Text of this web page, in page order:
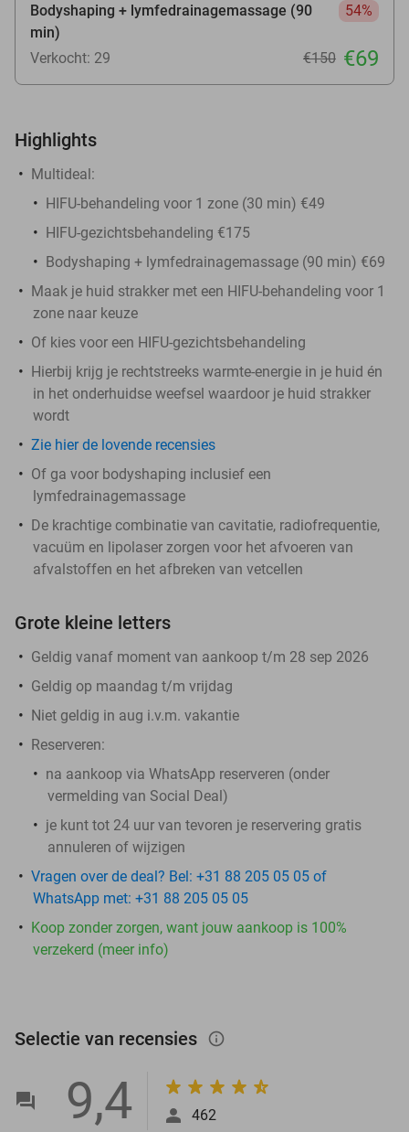
Bodyshaping + lymfedrainagemassage (90
min)
54%
Verkocht: 29 €150 €69
Highlights
Multideal:
HIFU-behandeling voor 1 zone (30 min) €49
HIFU-gezichtsbehandeling €175
Bodyshaping + lymfedrainagemassage (90 min) €69
Maak je huid strakker met een HIFU-behandeling voor 1
zone naar keuze
Of kies voor een HIFU-gezichtsbehandeling
Hierbij krijg je rechtstreeks warmte-energie in je huid én
in het onderhuidse weefsel waardoor je huid strakker
wordt
Zie hier de lovende recensies
Of ga voor bodyshaping inclusief een
lymfedrainagemassage
De krachtige combinatie van cavitatie, radiofrequentie,
vacuüm en lipolaser zorgen voor het afvoeren van
afvalstoffen en het afbreken van vetcellen
Grote kleine letters
Geldig vanaf moment van aankoop t/m 28 sep 2026
Geldig op maandag t/m vrijdag
Niet geldig in aug i.v.m. vakantie
Reserveren:
na aankoop via WhatsApp reserveren (onder
vermelding van Social Deal)
je kunt tot 24 uur van tevoren je reservering gratis
annuleren of wijzigen
Vragen over de deal? Bel: +31 88 205 05 05 of
WhatsApp met: +31 88 205 05 05
Koop zonder zorgen, want jouw aankoop is 100%
verzekerd (meer info)
Selectie van recensies info_outlined
9,4 462